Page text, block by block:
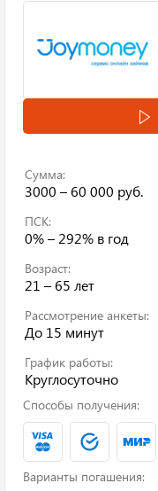
Сумма:
3000 – 60 000 руб.
ПСК:
0% – 292% в год
Возраст:
21 – 65 лет
Рассмотрение анкеты:
До 15 минут
График работы:
Круглосуточно
Способы получения:
Варианты погашения: